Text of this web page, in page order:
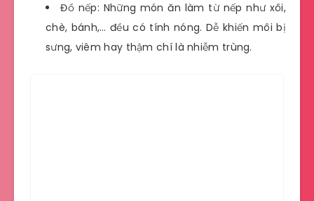
Đồ nếp: Những món ăn làm từ nếp như xôi,
chè, bánh,… đều có tính nóng. Dễ khiến môi bị
sưng, viêm hay thậm chí là nhiễm trùng.